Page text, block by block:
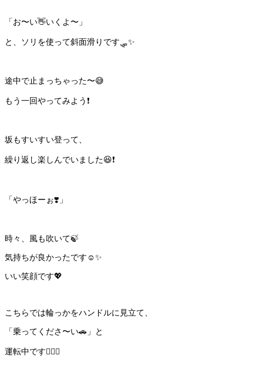
「お〜い👋いくよ〜」
と、ソリを使って斜面滑りです🛷✨
途中で止まっちゃった〜😅
もう一回やってみよう❗️
坂もすいすい登って、
繰り返し楽しんでいました😆❗️
「やっほーぉ❣️」
時々、風も吹いて🍃
気持ちが良かったです☺️✨
いい笑顔です💖
こちらでは輪っかをハンドルに見立て、
「乗ってくださ〜い🚗」と
運転中です👍🏻🌈